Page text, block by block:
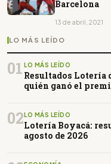
Barcelona
13 de abril, 2021
LO MÁS LEÍDO
01 LO MÁS LEÍDO
Resultados Lotería
quién ganó el
02LO MÁS LEÍDO
Lotería Boyacá:
agosto de 2026